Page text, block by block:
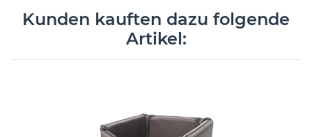
Kunden kauften dazu folgende
Artikel: